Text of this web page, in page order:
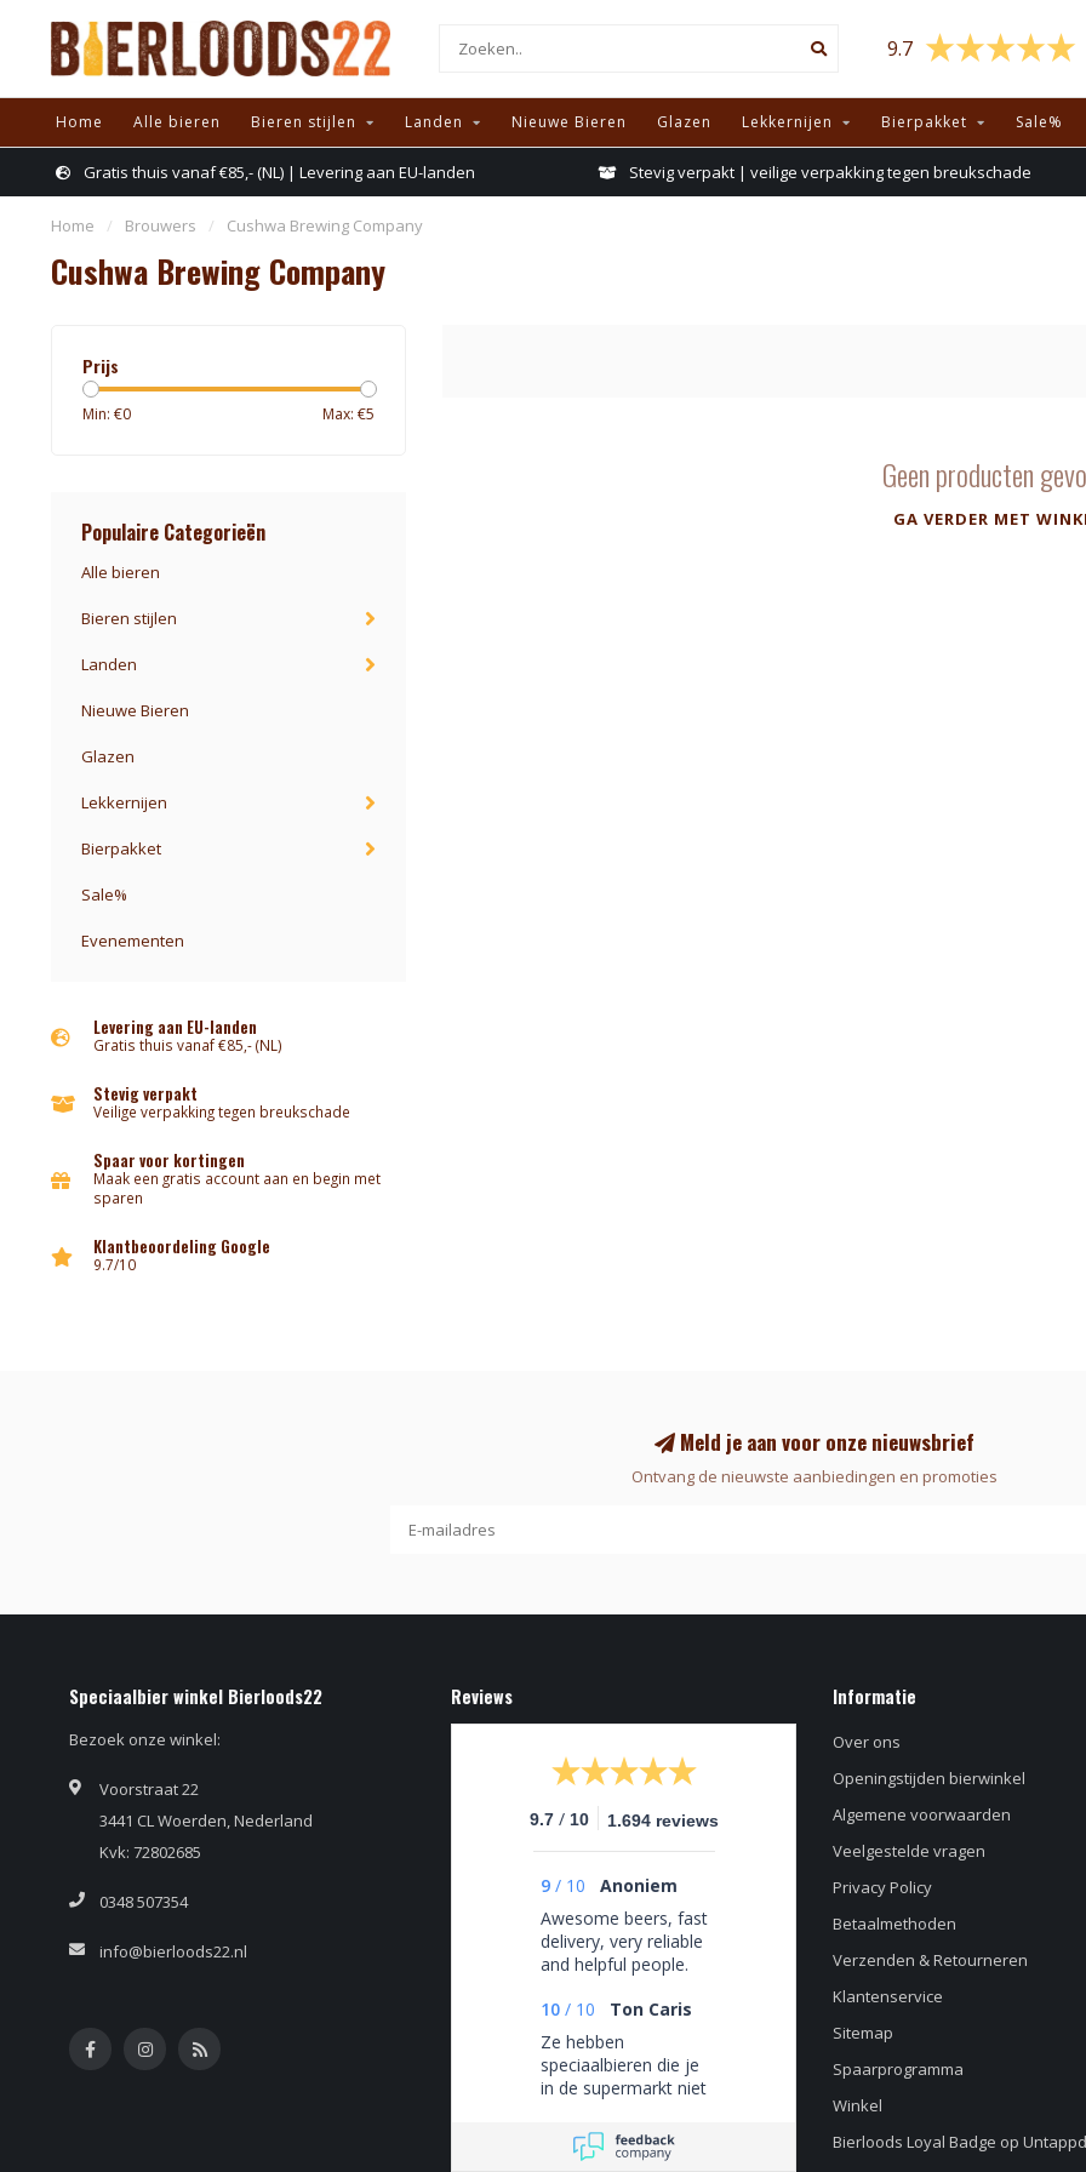
9.7
Home Alle bieren Bieren stijlen Landen Nieuwe Bieren Glazen Lekkernijen Bierpakket Sale%
Gratis thuis vanaf €85,- (NL) | Levering aan EU-landen Stevig verpakt | veilige verpakking tegen breukschade
Home / Brouwers / Cushwa Brewing Company
Cushwa Brewing Company
Prijs
Min: €0 Max: €5
Populaire Categorieën
Alle bieren
Bieren stijlen
Landen
Nieuwe Bieren
Glazen
Lekkernijen
Bierpakket
Sale%
Evenementen
Levering aan EU-landen
Gratis thuis vanaf €85,- (NL)
Stevig verpakt
Veilige verpakking tegen breukschade
Spaar voor kortingen
Maak een gratis account aan en begin met
sparen
Klantbeoordeling Google
9.7/10
Geen producten
GA VERDER MET
Meld je aan voor onze nieuwsbrief
Ontvang de nieuwste aanbiedingen en promoties
Speciaalbier winkel Bierloods22
Bezoek onze winkel:
Voorstraat 22
3441 CL Woerden, Nederland
Kvk: 72802685
0348 507354
info@bierloods22.nl
Reviews
9.7 / 10 1.694 reviews
9 / 10
Anoniem
Awesome beers, fast
delivery, very reliable
and helpful people.
10 / 10
Ton Caris
Ze hebben
speciaalbieren die je
in de supermarkt niet
Informatie
Over ons
Openingstijden bierwinkel
Algemene voorwaarden
Veelgestelde vragen
Privacy Policy
Betaalmethoden
Verzenden & Retourneren
Klantenservice
Sitemap
Spaarprogramma
Winkel
Bierloods Loyal Badge op Untappd